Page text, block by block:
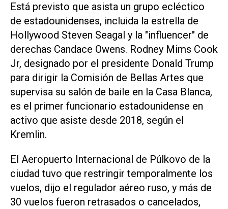
Está previsto que asista un grupo ecléctico
de estadounidenses, incluida la estrella de
Hollywood Steven Seagal y la "influencer" de
derechas Candace Owens. Rodney Mims Cook
Jr, designado por el presidente Donald Trump
para dirigir la Comisión de Bellas Artes que
supervisa su salón de baile en la Casa Blanca,
es el primer funcionario estadounidense en
activo que asiste desde 2018, según el
Kremlin.
El Aeropuerto Internacional de Púlkovo ‌de la
ciudad tuvo que restringir temporalmente los
vuelos, dijo el regulador aéreo ruso, y más de
30 vuelos fueron retrasados o cancelados,